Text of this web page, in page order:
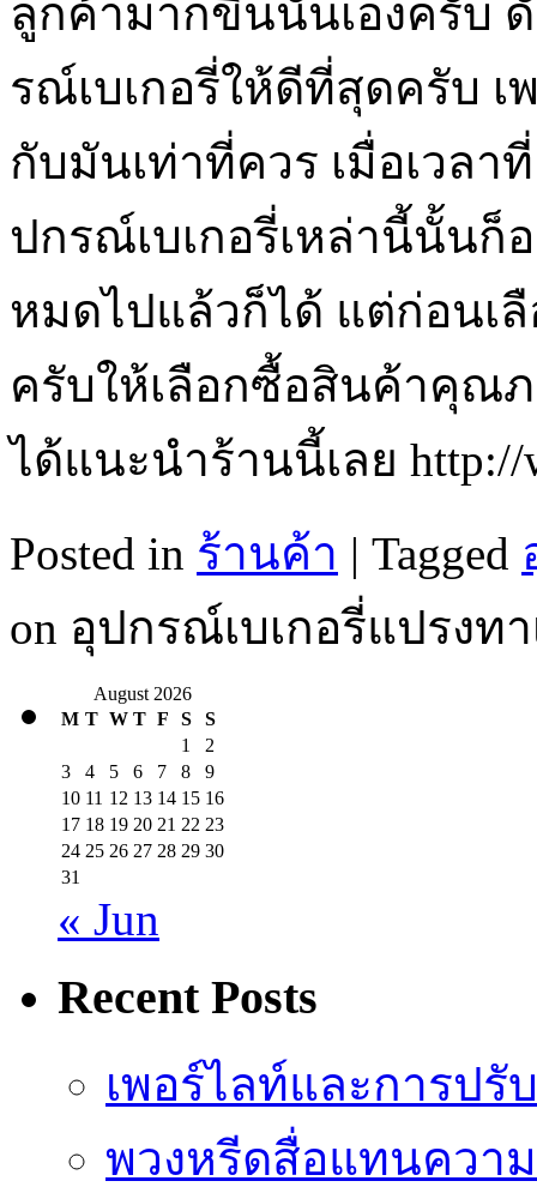
ลูกค้ามากขึ้นนั่นเองครับ
รณ์เบเกอรี่ให้ดีที่สุดครับ
กับมันเท่าที่ควร เมื่อเวลา
ปกรณ์เบเกอรี่เหล่านี้นั้นก็
หมดไปแล้วก็ได้ แต่ก่อนเ
ครับให้เลือกซื้อสินค้าคุณ
ได้แนะนำร้านนี้เลย http://
Posted in ร้านค้า | Tagged
on อุปกรณ์เบเกอรี่แปรงท
August 2026
M T W T F S
S
1
2
3
4 5 6 7 8
9
10 11 12 13 14 15 16
17 18 19 20 21 22 23
24 25 26 27 28 29 30
31
« Jun
Recent Posts
เพอร์ไลท์และการป
พวงหรีดสื่อแทนควา